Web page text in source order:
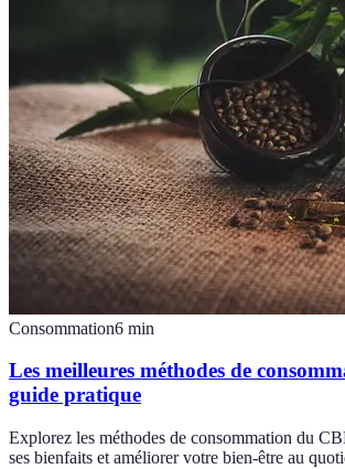
Consommation6 min
Les meilleures méthodes de
guide pratique
Explorez les méthodes de consommation du
ses bienfaits et améliorer votre bien-être au